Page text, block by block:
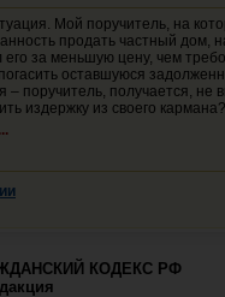
Мой поручитель, на
продать частный дом,
его за меньшую цену, чем
оставшуюся
– поручитель, получается, не
издержку из своего кармана?
КОДЕКС РФ